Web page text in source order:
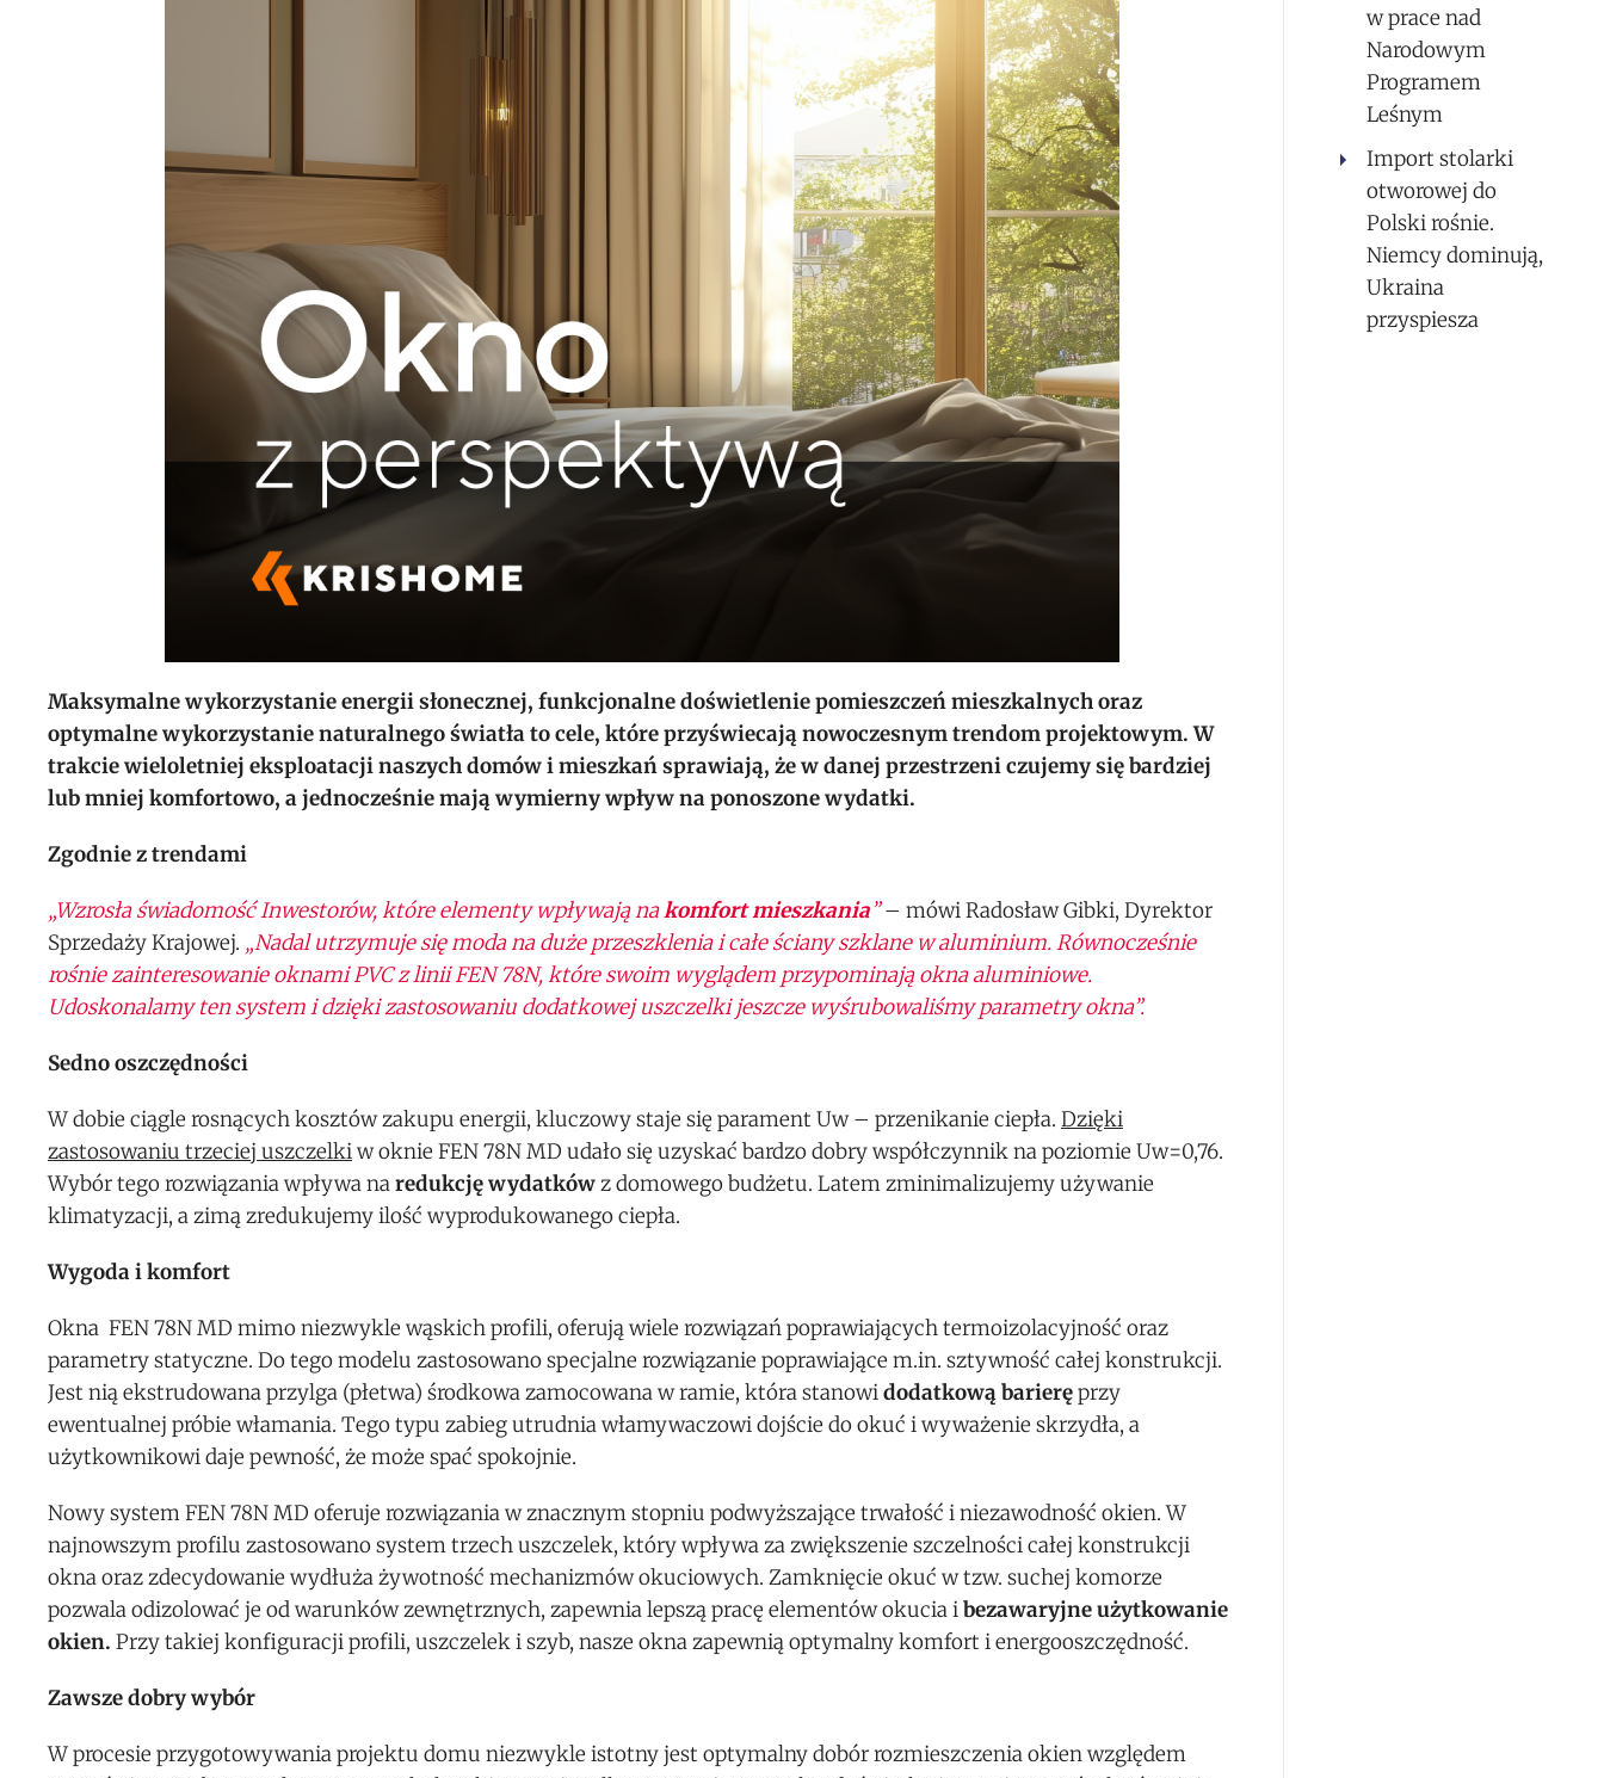
Maksymalne wykorzystanie energii słonecznej, funkcjonalne doświetlenie pomieszczeń mieszkalnych oraz
optymalne wykorzystanie naturalnego światła to cele, które przyświecają nowoczesnym trendom projektowym. W
trakcie wieloletniej eksploatacji naszych domów i mieszkań sprawiają, że w danej przestrzeni czujemy się bardziej
lub mniej komfortowo, a jednocześnie mają wymierny wpływ na ponoszone wydatki.
Zgodnie z trendami
„Wzrosła świadomość Inwestorów, które elementy wpływają nakomfort mieszkania”– mówi Radosław Gibki, Dyrektor
Sprzedaży Krajowej. „Nadal utrzymuje się moda na duże przeszklenia i całe ściany szklane w aluminium. Równocześnie
rośnie zainteresowanie oknami PVC z linii FEN 78N, które swoim wyglądem przypominają okna aluminiowe.
Udoskonalamy ten system i dzięki zastosowaniu dodatkowej uszczelki jeszcze wyśrubowaliśmy parametry okna”.
Sedno oszczędności
W dobie ciągle rosnących kosztów zakupu energii, kluczowy staje się parament Uw – przenikanie ciepła. Dzięki
zastosowaniu trzeciej uszczelkiw oknie FEN 78N MD udało się uzyskać bardzo dobry współczynnik na poziomie Uw=0,76.
Wybór tego rozwiązania wpływa naredukcję wydatkówz domowego budżetu. Latem zminimalizujemy używanie
klimatyzacji, a zimą zredukujemy ilość wyprodukowanego ciepła.
Wygoda i komfort
Okna FEN 78N MD mimo niezwykle wąskich profili, oferują wiele rozwiązań poprawiających termoizolacyjność oraz
parametry statyczne. Do tego modelu zastosowano specjalne rozwiązanie poprawiające m.in. sztywność całej konstrukcji.
Jest nią ekstrudowana przylga (płetwa) środkowa zamocowana w ramie, która stanowidodatkową barieręprzy
ewentualnej próbie włamania. Tego typu zabieg utrudnia włamywaczowi dojście do okuć i wyważenie skrzydła, a
użytkownikowi daje pewność, że może spać spokojnie.
Nowy system FEN 78N MD oferuje rozwiązania w znacznym stopniu podwyższające trwałość i niezawodność okien. W
najnowszym profilu zastosowano system trzech uszczelek, który wpływa za zwiększenie szczelności całej konstrukcji
okna oraz zdecydowanie wydłuża żywotność mechanizmów okuciowych. Zamknięcie okuć w tzw. suchej komorze
pozwala odizolować je od warunków zewnętrznych, zapewnia lepszą pracę elementów okucia ibezawaryjne użytkowanie
okien. Przy takiej konfiguracji profili, uszczelek i szyb, nasze okna zapewnią optymalny komfort i energooszczędność.
Zawsze dobry wybór
W procesie przygotowywania projektu domu niezwykle istotny jest optymalny dobór rozmieszczenia okien względem
w prace nad
Narodowym
Programem
Leśnym
Import stolarki
otworowej do
Polski rośnie.
Niemcy dominują,
Ukraina
przyspiesza